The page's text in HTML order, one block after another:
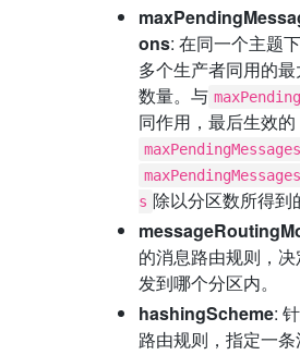
ons: 在同一个主题
多个生产者同用的
数量。与
同作用，最后生效的
maxPendingMessages
s 除以分区数所得到
的消息路由规则，
发到哪个分区内。
hashingScheme:
路由规则，指定一